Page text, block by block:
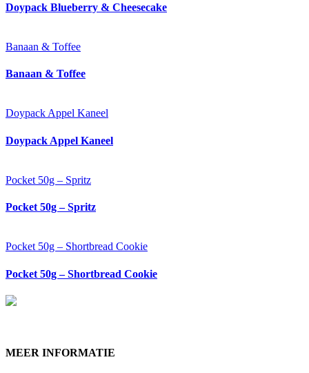
Doypack Blueberry & Cheesecake
Banaan & Toffee
Banaan & Toffee
Doypack Appel Kaneel
Doypack Appel Kaneel
Pocket 50g – Spritz
Pocket 50g – Spritz
Pocket 50g – Shortbread Cookie
Pocket 50g – Shortbread Cookie
MEER INFORMATIE